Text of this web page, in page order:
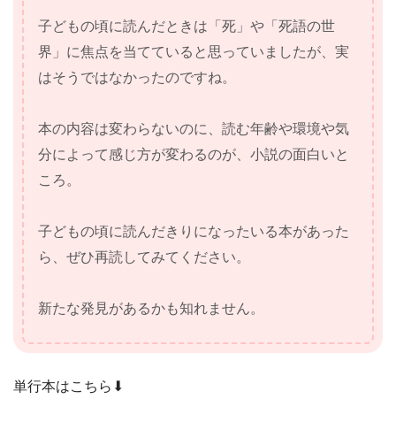
子どもの頃に読んだときは「死」や「死語の世
界」に焦点を当てていると思っていましたが、実
はそうではなかったのですね。
本の内容は変わらないのに、読む年齢や環境や気
分によって感じ方が変わるのが、小説の面白いと
ころ。
子どもの頃に読んだきりになったいる本があった
ら、ぜひ再読してみてください。
新たな発見があるかも知れません。
単行本はこちら⬇︎